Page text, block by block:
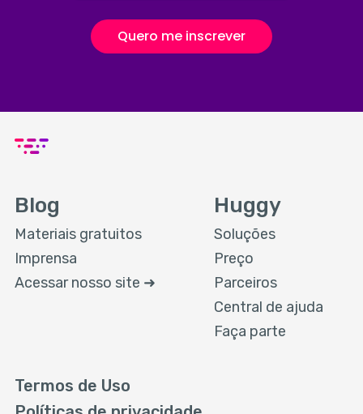
Quero me inscrever
Blog
Materiais gratuitos
Imprensa
Acessar nosso site ➜
Huggy
Soluções
Preço
Parceiros
Central de ajuda
Faça parte
Termos de Uso